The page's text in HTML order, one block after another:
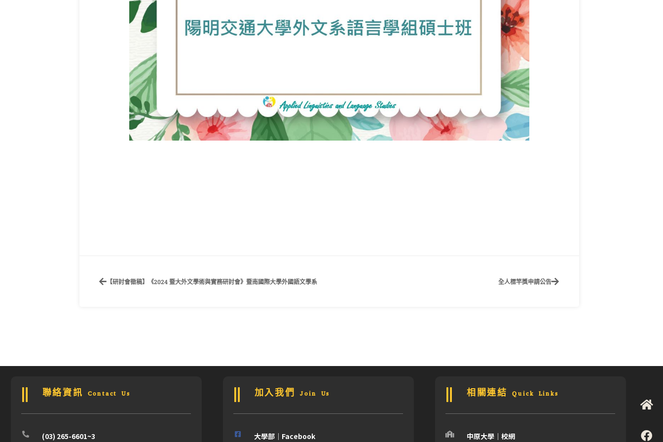
【研討會徵稿】《2024 暨大外文學術與實務研討會》暨南國際大學外國語文學系 全人標竿獎申請公告
聯絡資訊 Contact Us
(03) 265-6601~3
加入我們 Join Us
大學部｜Facebook
相關連結 Quick Links
中原大學｜校網